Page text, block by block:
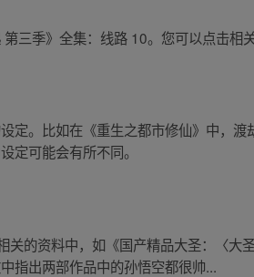
三季》全集：线路 10。您可以点击相
定。比如在《重生之都市修仙》中，
定可能会有所不同。
关的资料中，如《国产精品大圣：〈
指出两部作品中的孙悟空都很帅...